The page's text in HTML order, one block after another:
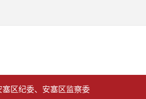
塞区纪委、安塞区监察委